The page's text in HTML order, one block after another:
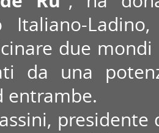
Italiano-
due
da una
entrambe.
presidente